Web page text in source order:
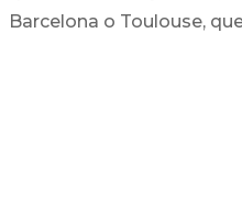
Barcelona o Toulouse,